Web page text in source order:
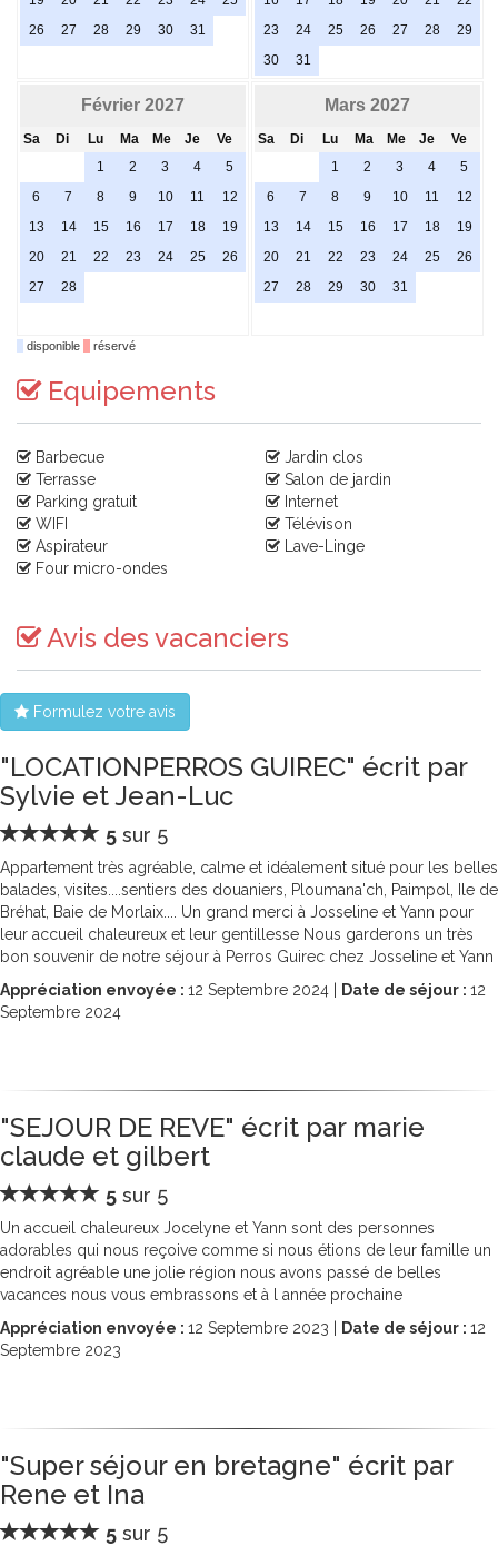
26
27 28 29 30 31
23
24 25 26 27 28
29
30
31
Février 2027
Sa Di Lu Ma Me Je
Ve
1
2 3 4
5
6
7 8 9 10 11
12
13
14 15 16 17 18
19
20
21 22 23 24 25
26
27
28
Mars 2027
Sa Di Lu Ma Me Je
Ve
1
2 3 4
5
6
7 8 9 10 11
12
13
14 15 16 17 18
19
20
21 22 23 24 25
26
27
28 29 30 31
disponible réservé
Equipements
Barbecue
Jardin clos
Terrasse
Salon de jardin
Parking gratuit
Internet
WIFI
Télévison
Aspirateur
Lave-Linge
Four micro-ondes
Avis des vacanciers
Formulez votre avis
"LOCATIONPERROS GUIREC" écrit par
Sylvie et Jean-Luc
5 sur 5
Appartement très agréable, calme et idéalement situé pour les belles
balades, visites....sentiers des douaniers, Ploumana'ch, Paimpol, Ile de
Bréhat, Baie de Morlaix.... Un grand merci à Josseline et Yann pour
leur accueil chaleureux et leur gentillesse Nous garderons un très
bon souvenir de notre séjour à Perros Guirec chez Josseline et Yann
Appréciation envoyée : 12 Septembre 2024 | Date de séjour : 12
Septembre 2024
"SEJOUR DE REVE" écrit par marie
claude et gilbert
5 sur 5
Un accueil chaleureux Jocelyne et Yann sont des personnes
adorables qui nous reçoive comme si nous étions de leur famille un
endroit agréable une jolie région nous avons passé de belles
vacances nous vous embrassons et à l année prochaine
Appréciation envoyée : 12 Septembre 2023 | Date de séjour : 12
Septembre 2023
"Super séjour en bretagne" écrit par
Rene et Ina
5 sur 5